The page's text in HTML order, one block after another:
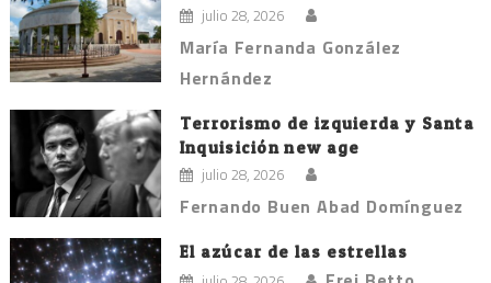
julio 28, 2026
María Fernanda González
Hernández
Terrorismo de izquierda y Santa
Inquisición new age
julio 28, 2026
Fernando Buen Abad Domínguez
El azúcar de las estrellas